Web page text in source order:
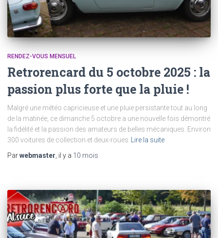
RENDEZ-VOUS MENSUEL
Retrorencard du 5 octobre 2025 : la
passion plus forte que la pluie !
Malgré une météo capricieuse et une pluie persistante tout au long
de la matinée, ce dimanche 5 octobre a une nouvelle fois démontré
la fidélité et la passion des amateurs de belles mécaniques. Environ
300 voitures de collection et deux-roues
Lire la suite
Parwebmaster , il y a 10 mois